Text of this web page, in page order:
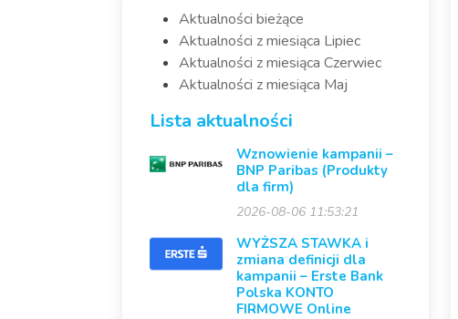
Aktualności bieżące
Aktualności z miesiąca Lipiec
Aktualności z miesiąca Czerwiec
Aktualności z miesiąca Maj
Lista aktualności
Wznowienie kampanii –
BNP Paribas (Produkty
dla firm)
2026-08-06 11:53:21
WYŻSZA STAWKA i
zmiana definicji dla
kampanii – Erste Bank
Polska KONTO
FIRMOWE Online